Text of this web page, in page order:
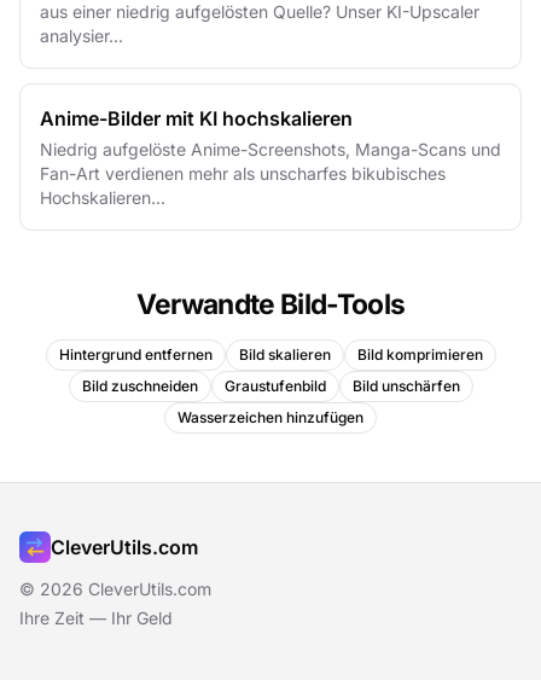
aus einer niedrig aufgelösten Quelle? Unser KI-Upscaler
analysier...
Anime-Bilder mit KI hochskalieren
Niedrig aufgelöste Anime-Screenshots, Manga-Scans und
Fan-Art verdienen mehr als unscharfes bikubisches
Hochskalieren...
Verwandte Bild-Tools
Hintergrund entfernen Bild skalieren
Bild komprimieren
Bild zuschneiden
Graustufenbild
Bild unschärfen
Wasserzeichen hinzufügen
CleverUtils.com
© 2026 CleverUtils.com
Ihre Zeit — Ihr Geld